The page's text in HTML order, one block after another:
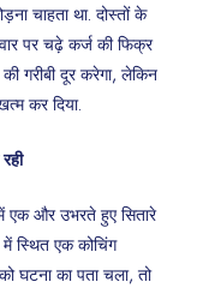
चाहता था. दोस्तों के
पर चढ़े कर्ज की फिक्र
गरीबी दूर करेगा, लेकिन
कर दिया.
एक और उभरते हुए सितारे
स्थित एक कोचिंग
घटना का पता चला, तो